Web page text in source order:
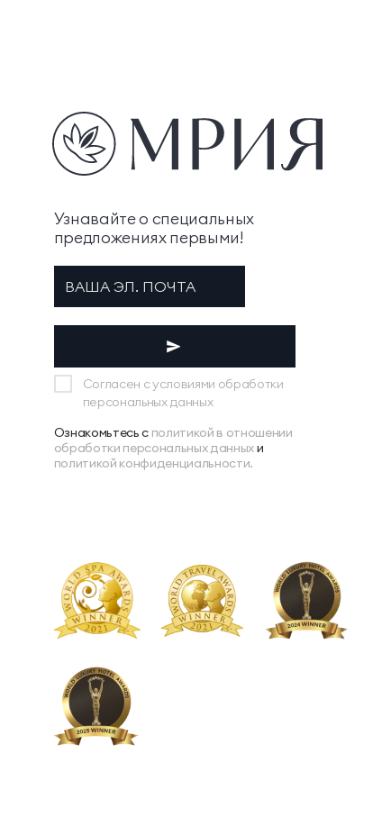
Узнавайте о специальных
предложениях первыми!
Согласен с условиями обработки
персональных данных
Ознакомьтесь с политикой в отношении
обработки персональных данныхи
политикой конфиденциальности.